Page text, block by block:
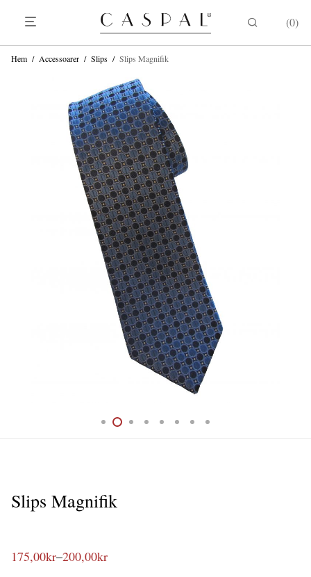
0
Hem / Accessoarer / Slips / Slips Magnifik
Slips Magnifik
175,00kr–200,00kr
Prisintervall: